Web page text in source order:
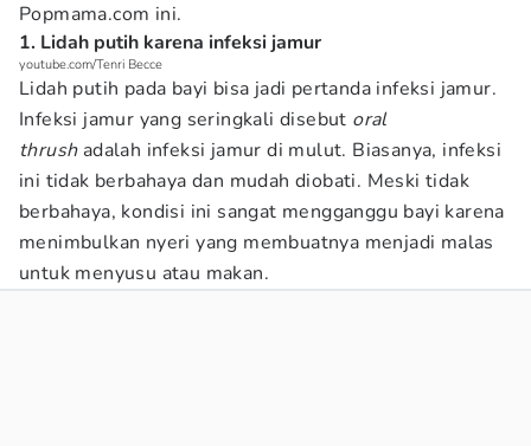
Popmama.com ini.
1. Lidah putih karena infeksi jamur
youtube.com/Tenri Becce
Lidah putih pada bayi bisa jadi pertanda infeksi jamur.
Infeksi jamur yang seringkali disebut oral
thrushadalah infeksi jamur di mulut. Biasanya, infeksi
ini tidak berbahaya dan mudah diobati. Meski tidak
berbahaya, kondisi ini sangat mengganggu bayi karena
menimbulkan nyeri yang membuatnya menjadi malas
untuk menyusu atau makan.